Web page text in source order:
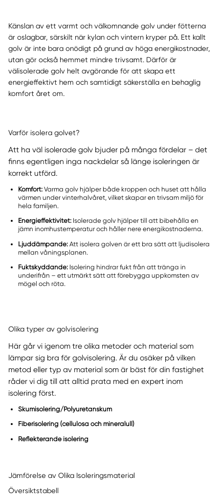
Känslan av ett varmt och välkomnande golv under fötterna
är oslagbar, särskilt när kylan och vintern kryper på. Ett kallt
golv är inte bara onödigt på grund av höga energikostnader,
utan gör också hemmet mindre trivsamt. Därför är
välisolerade golv helt avgörande för att skapa ett
energieffektivt hem och samtidigt säkerställa en behaglig
komfort året om.
Varför isolera golvet?
Att ha väl isolerade golv bjuder på många fördelar – det
finns egentligen inga nackdelar så länge isoleringen är
korrekt utförd.
Komfort:Varma golv hjälper både kroppen och huset att hålla
värmen under vinterhalvåret, vilket skapar en trivsam miljö för
hela familjen.
Energieffektivitet:Isolerade golv hjälper till att bibehålla en
jämn inomhustemperatur och håller nere energikostnaderna.
Ljuddämpande: Att isolera golven är ett bra sätt att ljudisolera
mellan våningsplanen.
Fuktskyddande:Isolering hindrar fukt från att tränga in
underifrån – ett utmärkt sätt att förebygga uppkomsten av
mögel och röta.
Olika typer av golvisolering
Här går vi igenom tre olika metoder och material som
lämpar sig bra för golvisolering. Är du osäker på vilken
metod eller typ av material som är bäst för din fastighet
råder vi dig till att alltid prata med en expert inom
isolering först.
Skumisolering/Polyuretanskum
Fiberisolering (cellulosa och mineralull)
Reflekterande isolering
Jämförelse av Olika Isoleringsmaterial
Översiktstabell